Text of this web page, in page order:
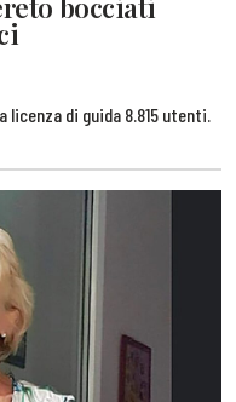
bocciati
licenza di guida 8.815 utenti.